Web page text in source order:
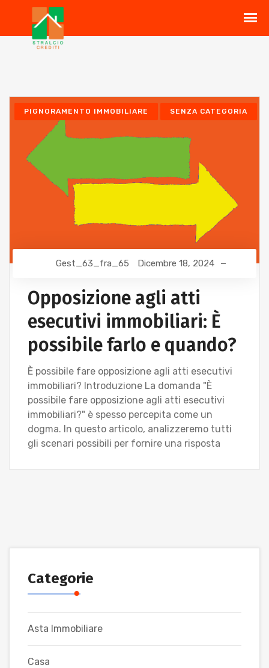
PIGNORAMENTO IMMOBILIARE SENZA CATEGORIA
Gest_63_fra_65 Dicembre 18, 2024
Opposizione agli atti
esecutivi immobiliari: È
possibile farlo e quando?
È possibile fare opposizione agli atti esecutivi
immobiliari? Introduzione La domanda "È
possibile fare opposizione agli atti esecutivi
immobiliari?" è spesso percepita come un
dogma. In questo articolo, analizzeremo tutti
gli scenari possibili per fornire una risposta
Categorie
Asta Immobiliare
Casa